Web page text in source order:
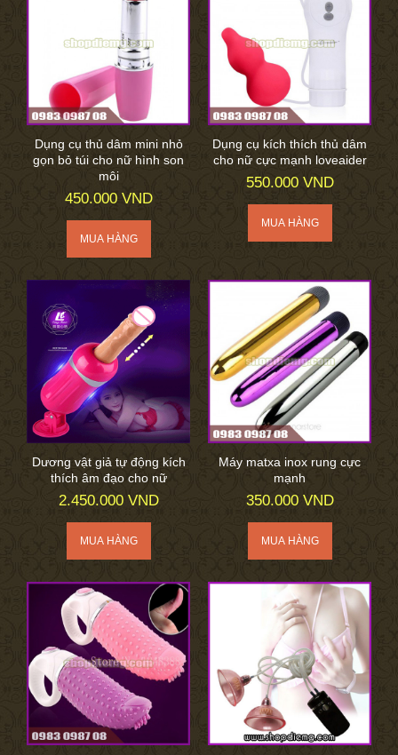
Dụng cụ thủ dâm mini nhỏ
gọn bỏ túi cho nữ hình son
môi
450.000 VND
Dụng cụ kích thích thủ dâm
cho nữ cực mạnh loveaider
550.000 VND
Dương vật giả tự động kích
thích âm đạo cho nữ
2.450.000 VND
Máy matxa inox rung cực
mạnh
350.000 VND